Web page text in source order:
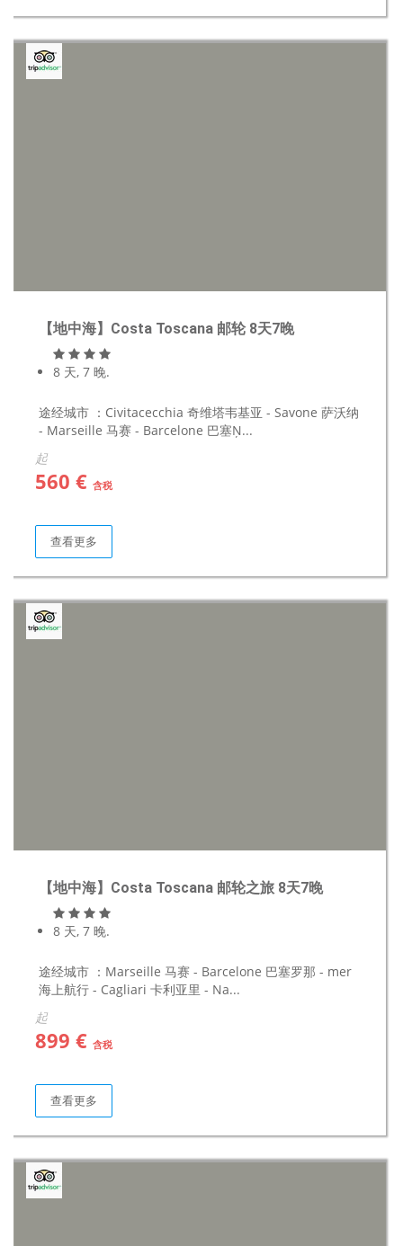
【地中海】Costa Toscana 邮轮 8天7晚
8 天, 7 晚.
途经城市 ：Civitacecchia 奇维塔韦基亚 - Savone 萨沃纳
- Marseille 马赛 - Barcelone 巴塞Ņ...
起
560 € 含税
查看更多
【地中海】Costa Toscana 邮轮之旅 8天7晚
8 天, 7 晚.
途经城市 ：Marseille 马赛 - Barcelone 巴塞罗那 - mer
海上航行 - Cagliari 卡利亚里 - Na...
起
899 € 含税
查看更多